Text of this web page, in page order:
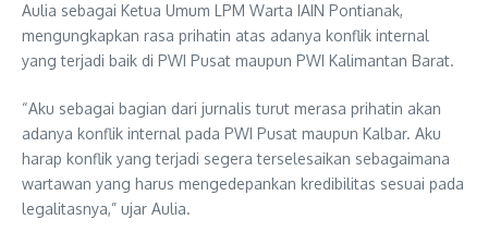
Aulia sebagai Ketua Umum LPM Warta IAIN Pontianak,
mengungkapkan rasa prihatin atas adanya konflik internal
yang terjadi baik di PWI Pusat maupun PWI Kalimantan Barat.
“Aku sebagai bagian dari jurnalis turut merasa prihatin akan
adanya konflik internal pada PWI Pusat maupun Kalbar. Aku
harap konflik yang terjadi segera terselesaikan sebagaimana
wartawan yang harus mengedepankan kredibilitas sesuai pada
legalitasnya,” ujar Aulia.